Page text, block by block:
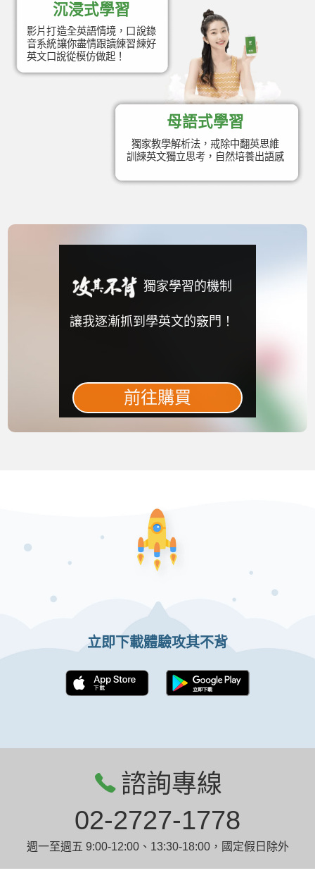
沉浸式學習
影片打造全英語情境，口說錄
音系統讓你盡情跟讀練習練好
英文口說從模仿做起！
母語式學習
獨家教學解析法，戒除中翻英思維
訓練英文獨立思考，自然培養出語感
獨家學習的機制
讓我逐漸抓到學英文的竅門！
前往購買
立即下載體驗攻其不背
諮詢專線
02-2727-1778
週一至週五 9:00-12:00、13:30-18:00，國定假日除外